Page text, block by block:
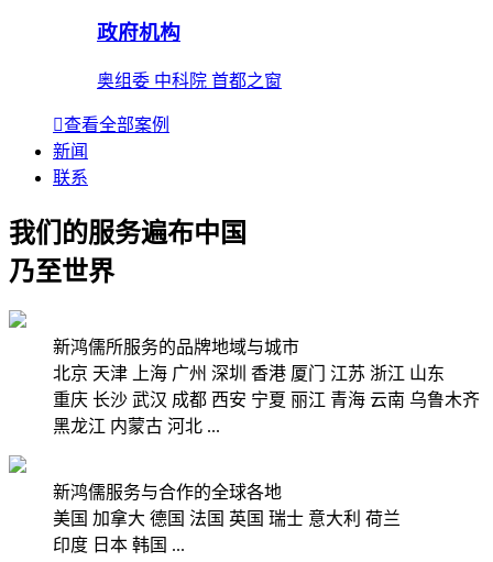
政府机构
奥组委 中科院 首都之窗
查看全部案例
新闻
联系
我们的服务遍布中国
乃至世界
新鸿儒所服务的品牌地域与城市
北京 天津 上海 广州 深圳 香港 厦门 江苏 浙江 山东
重庆 长沙 武汉 成都 西安 宁夏 丽江 青海 云南 乌鲁木齐
黑龙江 内蒙古 河北 ...
新鸿儒服务与合作的全球各地
美国 加拿大 德国 法国 英国 瑞士 意大利 荷兰
印度 日本 韩国 ...